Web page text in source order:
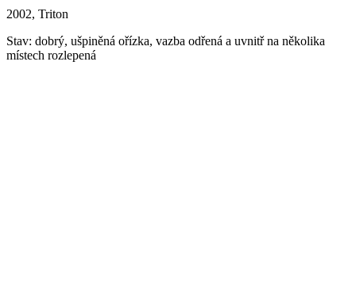
2002, Triton
Stav: dobrý, ušpiněná ořízka, vazba odřená a uvnitř na několika
místech rozlepená